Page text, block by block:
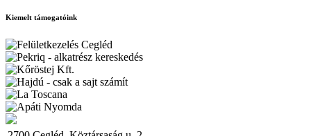
Kiemelt támogatóink